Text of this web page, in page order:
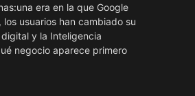
era en la que Google
los usuarios han cambiado su
y la Inteligencia
negocio aparece primero